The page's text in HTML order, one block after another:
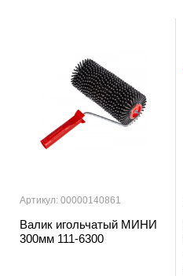
Артикул: 00000140861
Валик игольчатый МИНИ
300мм 111-6300